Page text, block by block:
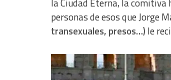
personas de esos que Jorge
transexuales, presos…) le